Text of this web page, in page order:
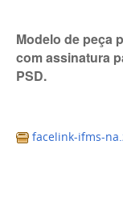
Modelo de peça
com assinatura
PSD.
facelink-ifms-